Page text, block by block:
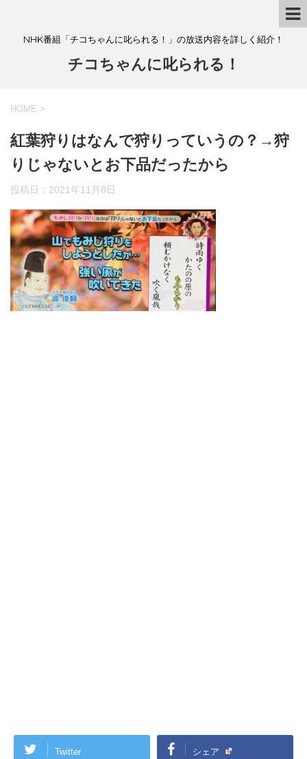
NHK番組「チコちゃんに叱られる！」の放送内容を詳しく紹介！
チコちゃんに叱られる！
HOME >
紅葉狩りはなんで狩りっていうの？→狩
りじゃないとお下品だったから
投稿日： 2021年11月8日
Twitter シェア